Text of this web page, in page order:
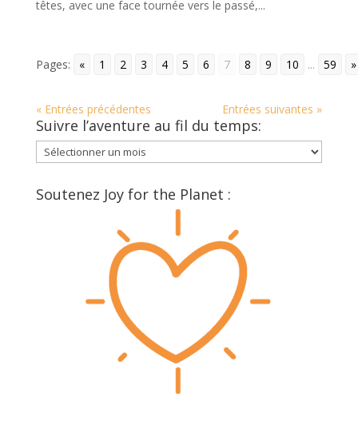
têtes, avec une face tournée vers le passé,...
Pages: « 1 2 3 4 5 6 7 8 9 10 ... 59 »
« Entrées précédentes Entrées suivantes »
Suivre l’aventure au fil du temps:
Suivre
l’aventure
fil
Soutenez Joy for the Planet :